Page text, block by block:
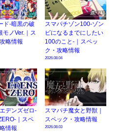
ド-暗黒の破
モノVer.｜ス
略情報
スマパチゾン100-ゾン
ビになるまでにしたい
100のこと-｜スペッ
ク・攻略情報
2026.08.04
デンズゼロ-
｜スペ
情報
スマパチ魔女と野獣｜
スペック・攻略情報
2026.08.03